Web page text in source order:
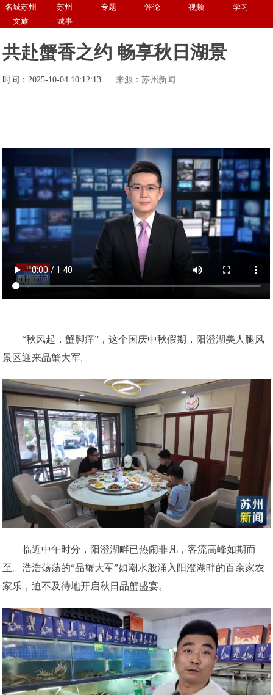
名城苏州 苏州 专题 评论 视频
学习
文旅
城事
共赴蟹香之约 畅享秋日湖景
时间：2025-10-04 10:12:13 来源：苏州新闻
“秋风起，蟹脚痒”，这个国庆中秋假期，阳澄湖美人腿风
景区迎来品蟹大军。
临近中午时分，阳澄湖畔已热闹非凡，客流高峰如期而
至。浩浩荡荡的“品蟹大军”如潮水般涌入阳澄湖畔的百余家农
家乐，迫不及待地开启秋日品蟹盛宴。